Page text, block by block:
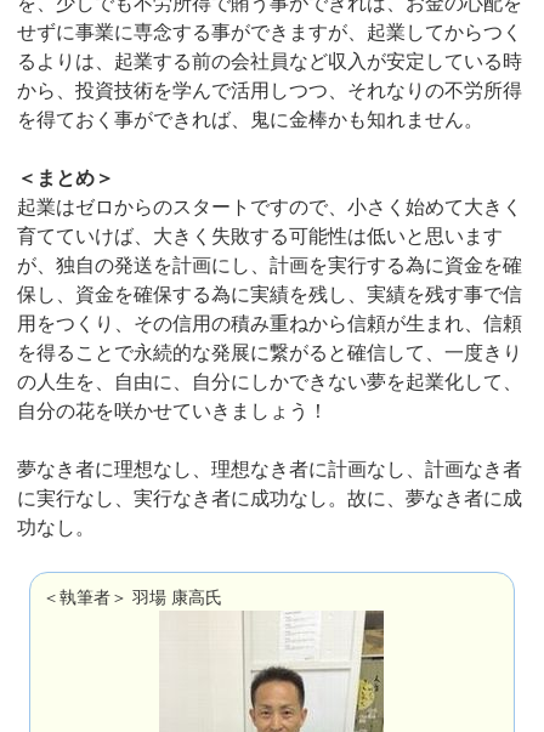
せずに事業に専念する事ができますが、起業してからつく
るよりは、起業する前の会社員など収入が安定している時
から、投資技術を学んで活用しつつ、それなりの不労所得
を得ておく事ができれば、鬼に金棒かも知れません。
＜まとめ＞
起業はゼロからのスタートですので、小さく始めて大きく
育てていけば、大きく失敗する可能性は低いと思います
が、独自の発送を計画にし、計画を実行する為に資金を確
保し、資金を確保する為に実績を残し、実績を残す事で信
用をつくり、その信用の積み重ねから信頼が生まれ、信頼
を得ることで永続的な発展に繋がると確信して、一度きり
の人生を、自由に、自分にしかできない夢を起業化して、
自分の花を咲かせていきましょう！
夢なき者に理想なし、理想なき者に計画なし、計画なき者
に実行なし、実行なき者に成功なし。故に、夢なき者に成
功なし。
＜執筆者＞ 羽場 康高氏